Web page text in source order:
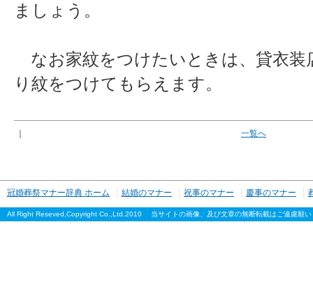
ましょう。
なお家紋をつけたいときは、貸衣装
り紋をつけてもらえます。
｜ 一覧へ
冠婚葬祭マナー辞典 ホーム 結婚のマナー 祝事のマナー 慶事のマナー
All Right Reseved,Copyright Co.,Ltd.2010 当サイトの画像、及び文章の無断転載はご遠慮願い